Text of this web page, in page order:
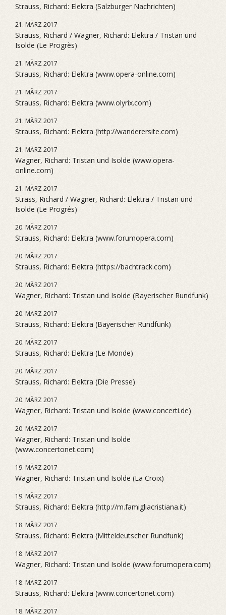
Strauss, Richard: Elektra (Salzburger Nachrichten)
21. MÄRZ 2017
Strauss, Richard / Wagner, Richard: Elektra / Tristan und
Isolde (Le Progrès)
21. MÄRZ 2017
Strauss, Richard: Elektra (www.opera-online.com)
21. MÄRZ 2017
Strauss, Richard: Elektra (www.olyrix.com)
21. MÄRZ 2017
Strauss, Richard: Elektra (http://wanderersite.com)
21. MÄRZ 2017
Wagner, Richard: Tristan und Isolde (www.opera-
online.com)
21. MÄRZ 2017
Strass, Richard / Wagner, Richard: Elektra / Tristan und
Isolde (Le Progrés)
20. MÄRZ 2017
Strauss, Richard: Elektra (www.forumopera.com)
20. MÄRZ 2017
Strauss, Richard: Elektra (https://bachtrack.com)
20. MÄRZ 2017
Wagner, Richard: Tristan und Isolde (Bayerischer Rundfunk)
20. MÄRZ 2017
Strauss, Richard: Elektra (Bayerischer Rundfunk)
20. MÄRZ 2017
Strauss, Richard: Elektra (Le Monde)
20. MÄRZ 2017
Strauss, Richard: Elektra (Die Presse)
20. MÄRZ 2017
Wagner, Richard: Tristan und Isolde (www.concerti.de)
20. MÄRZ 2017
Wagner, Richard: Tristan und Isolde
(www.concertonet.com)
19. MÄRZ 2017
Wagner, Richard: Tristan und Isolde (La Croix)
19. MÄRZ 2017
Strauss, Richard: Elektra (http://m.famigliacristiana.it)
18. MÄRZ 2017
Strauss, Richard: Elektra (Mitteldeutscher Rundfunk)
18. MÄRZ 2017
Wagner, Richard: Tristan und Isolde (www.forumopera.com)
18. MÄRZ 2017
Strauss, Richard: Elektra (www.concertonet.com)
18. MÄRZ 2017